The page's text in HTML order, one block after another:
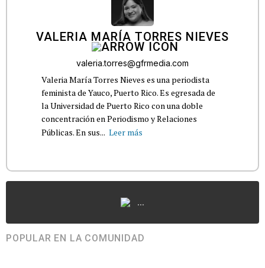
VALERIA MARÍA TORRES NIEVES
valeria.torres@gfrmedia.com
Valeria María Torres Nieves es una periodista
feminista de Yauco, Puerto Rico. Es egresada de
la Universidad de Puerto Rico con una doble
concentración en Periodismo y Relaciones
Públicas. En sus... Leer más
...
POPULAR EN LA COMUNIDAD